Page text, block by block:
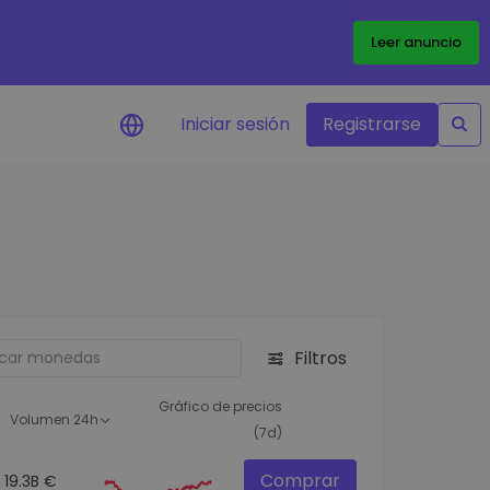
Leer anuncio
oportunidades de
inteligente para un
Iniciar sesión Registrarse
Filtros
Volumen 24h
Gráfico de precios
(7d)
19.3B € Comprar